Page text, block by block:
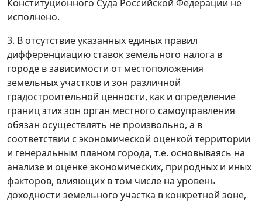
Конституционного Суда Российской Федерации не
исполнено.
3. В отсутствие указанных единых правил
дифференциацию ставок земельного налога в
городе в зависимости от местоположения
земельных участков и зон различной
градостроительной ценности, как и определение
границ этих зон орган местного самоуправления
обязан осуществлять не произвольно, а в
соответствии с экономической оценкой территории
и генеральным планом города, т.е. основываясь на
анализе и оценке экономических, природных и иных
факторов, влияющих в том числе на уровень
доходности земельного участка в конкретной зоне,